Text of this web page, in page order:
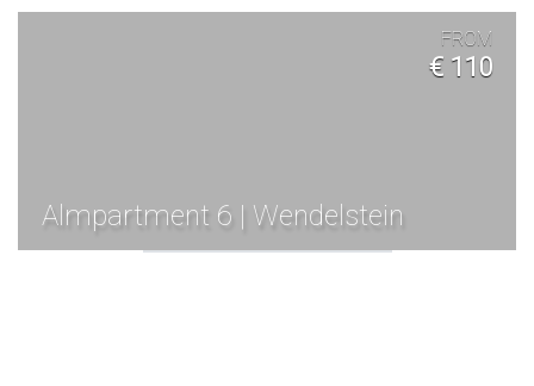
Almpartment 6 | Wendelstein
FROM
€ 110